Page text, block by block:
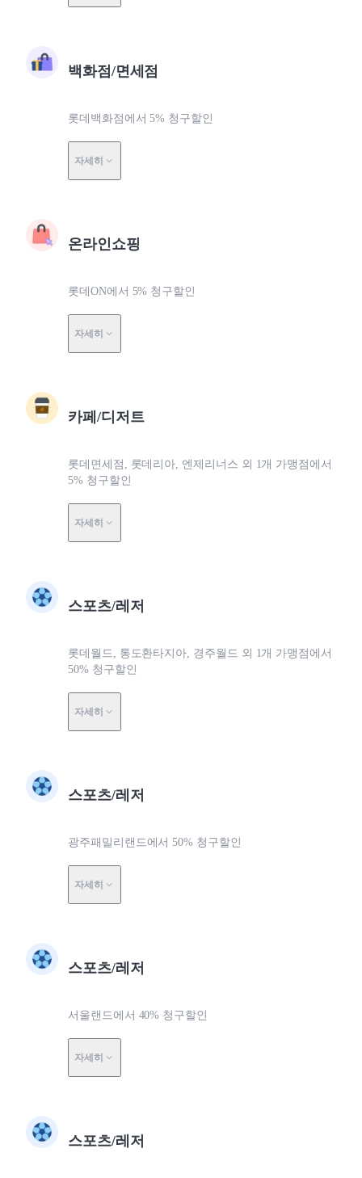
백화점/면세점
롯데백화점에서 5% 청구할인
자세히
온라인쇼핑
롯데ON에서 5% 청구할인
자세히
카페/디저트
롯데면세점, 롯데리아, 엔제리너스 외 1개 가맹점에서
5% 청구할인
자세히
스포츠/레저
롯데월드, 통도환타지아, 경주월드 외 1개 가맹점에서
50% 청구할인
자세히
스포츠/레저
광주패밀리랜드에서 50% 청구할인
자세히
스포츠/레저
서울랜드에서 40% 청구할인
자세히
스포츠/레저